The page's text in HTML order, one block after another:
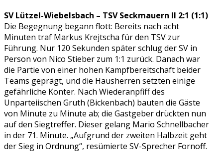
SV Lützel-Wiebelsbach – TSV Seckmauern II 2:1 (1:1)
Die Begegnung begann flott: Bereits nach acht
Minuten traf Markus Krejtscha für den TSV zur
Führung. Nur 120 Sekunden später schlug der SV in
Person von Nico Stieber zum 1:1 zurück. Danach war
die Partie von einer hohen Kampfbereitschaft beider
Teams geprägt, und die Hausherren setzten einige
gefährliche Konter. Nach Wiederanpfiff des
Unparteiischen Gruth (Bickenbach) bauten die Gäste
von Minute zu Minute ab; die Gastgeber drückten nun
auf den Siegtreffer. Dieser gelang Mario Schnellbacher
in der 71. Minute. „Aufgrund der zweiten Halbzeit geht
der Sieg in Ordnung“, resümierte SV-Sprecher Fornoff.